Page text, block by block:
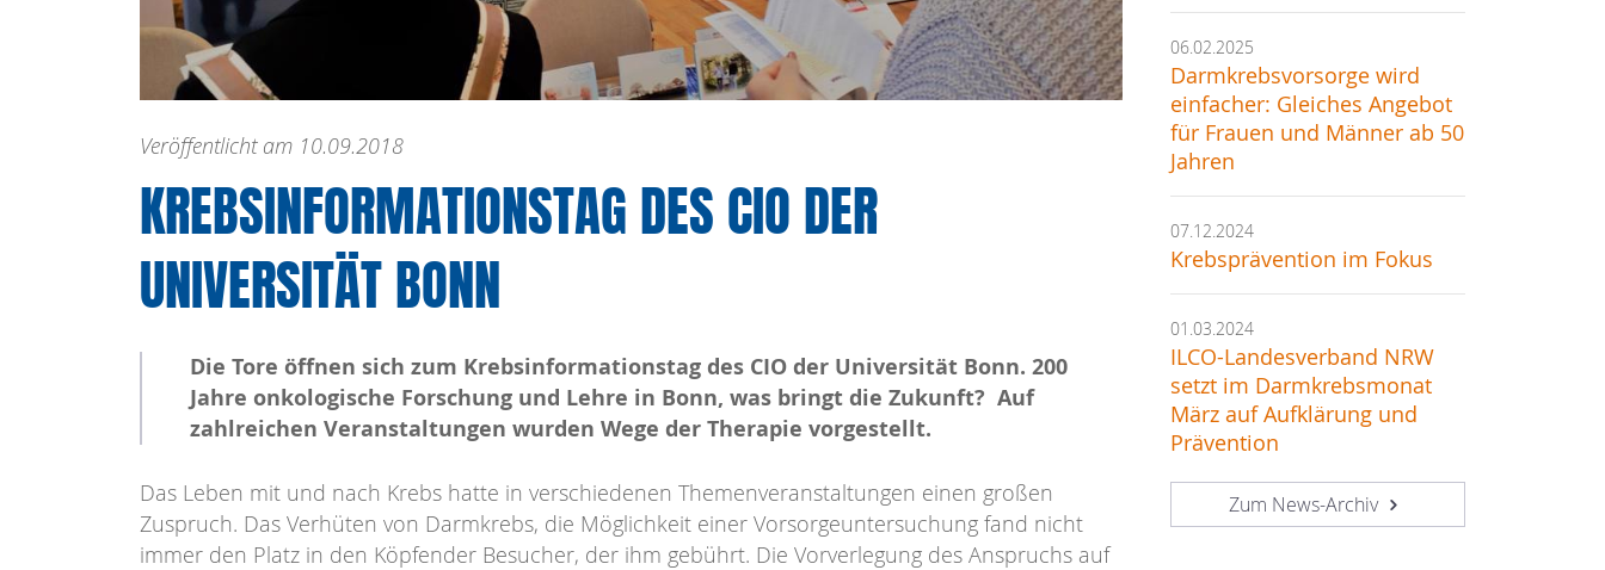
Veröffentlicht am 10.09.2018
KREBSINFORMATIONSTAG DES CIO DER
UNIVERSITÄT BONN
Die Tore öffnen sich zum Krebsinformationstag des CIO der Universität Bonn. 200
Jahre onkologische Forschung und Lehre in Bonn, was bringt die Zukunft? Auf
zahlreichen Veranstaltungen wurden Wege der Therapie vorgestellt.
Das Leben mit und nach Krebs hatte in verschiedenen Themenveranstaltungen einen großen
Zuspruch. Das Verhüten von Darmkrebs, die Möglichkeit einer Vorsorgeuntersuchung fand nicht
immer den Platz in den Köpfender Besucher, der ihm gebührt. Die Vorverlegung des Anspruchs auf
06.02.2025
Darmkrebsvorsorge wird
einfacher: Gleiches Angebot
für Frauen und Männer ab 50
Jahren
07.12.2024
Krebsprävention im Fokus
01.03.2024
ILCO-Landesverband NRW
setzt im Darmkrebsmonat
März auf Aufklärung und
Prävention
Zum News-Archiv